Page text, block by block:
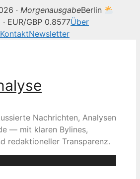
· MorgenausgabeBerlin
EUR/GBP 0.8577Über
KontaktNewsletter
Nachrichten, Analysen
— mit klaren Bylines,
redaktioneller Transparenz.